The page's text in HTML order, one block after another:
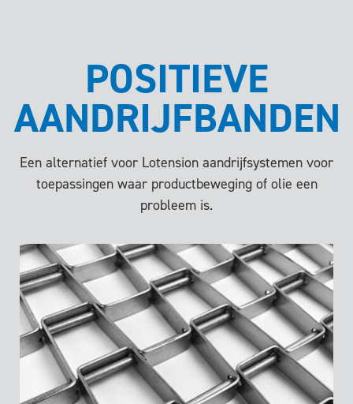
POSITIEVE
AANDRIJFBANDEN
Een alternatief voor Lotension aandrijfsystemen voor
toepassingen waar productbeweging of olie een
probleem is.